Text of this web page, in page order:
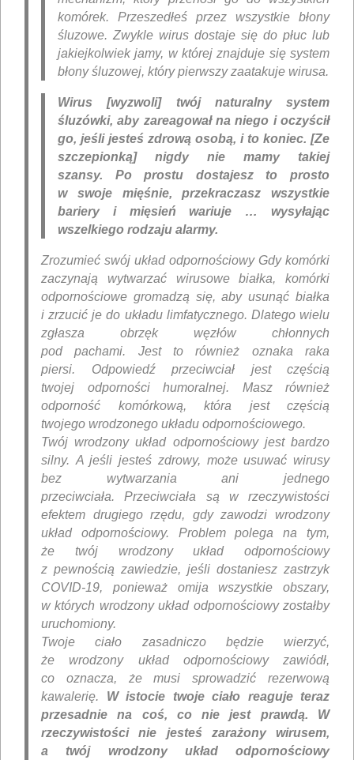
komórek. Przeszedłeś przez wszystkie błony
śluzowe. Zwykle wirus dostaje się do płuc lub
jakiejkolwiek jamy, w której znajduje się system
błony śluzowej, który pierwszy zaatakuje wirusa.
Wirus [wyzwoli] twój naturalny system
śluzówki, aby zareagował na niego i oczyścił
go, jeśli jesteś zdrową osobą, i to koniec. [Ze
szczepionką] nigdy nie mamy takiej
szansy. Po prostu dostajesz to prosto
w swoje mięśnie, przekraczasz wszystkie
bariery i mięsień wariuje … wysyłając
wszelkiego rodzaju alarmy.
Zrozumieć swój układ odpornościowyGdy komórki
zaczynają wytwarzać wirusowe białka, komórki
odpornościowe gromadzą się, aby usunąć białka
i zrzucić je do układu limfatycznego. Dlatego wielu
zgłasza obrzęk węzłów chłonnych
pod pachami. Jest to również oznaka raka
piersi. Odpowiedź przeciwciał jest częścią
twojej odporności humoralnej. Masz również
odporność komórkową, która jest częścią
twojego wrodzonego układu odpornościowego.
Twój wrodzony układ odpornościowy jest bardzo
silny. A jeśli jesteś zdrowy, może usuwać wirusy
bez wytwarzania ani jednego
przeciwciała. Przeciwciała są w rzeczywistości
efektem drugiego rzędu, gdy zawodzi wrodzony
układ odpornościowy. Problem polega na tym,
że twój wrodzony układ odpornościowy
z pewnością zawiedzie, jeśli dostaniesz zastrzyk
COVID-19, ponieważ omija wszystkie obszary,
w których wrodzony układ odpornościowy zostałby
uruchomiony.
Twoje ciało zasadniczo będzie wierzyć,
że wrodzony układ odpornościowy zawiódł,
co oznacza, że ​​musi sprowadzić rezerwową
kawalerię. W istocie twoje ciało reaguje teraz
przesadnie na coś, co nie jest prawdą. W
rzeczywistości nie jesteś zarażony wirusem,
a twój wrodzony układ odpornościowy